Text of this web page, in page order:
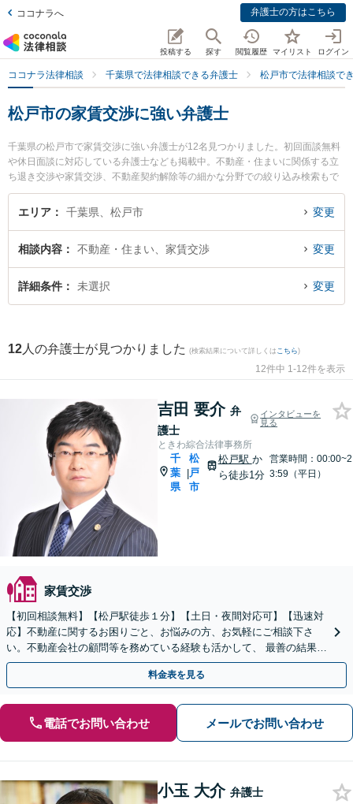
ココナラへ 弁護士の方はこちら
投稿する 探す 閲覧履歴 マイリスト ログイン
ココナラ法律相談 千葉県で法律相談できる弁護士 松戸市で法律相談で
松戸市の家賃交渉に強い弁護士
千葉県の松戸市で家賃交渉に強い弁護士が12名見つかりました。初回面談無料
や休日面談に対応している弁護士なども掲載中。不動産・住まいに関係する立
ち退き交渉や家賃交渉、不動産契約解除等の細かな分野での絞り込み検索もで
き便利です。特にときわ綜合法律事務所の吉田 要介弁護士やウイング法律事務
所の小玉 大介弁護士、ちば松戸法律事務所の吉成 直人弁護士のプロフィール情
ル解決の実績豊富な近くの弁護士を検索したい』『初回相談無料で家賃交渉を
法律相談できる松戸市内の弁護士に相談予約したい』などでお困りの相談者さ
んにおすすめです。
エリア 千葉県、松戸市 変更
相談内容 不動産・住まい、家賃交渉 変更
詳細条件 未選択 変更
12 人の弁護士が見つかりました (検索結果について詳しくは こちら)
12件中 1-12件を表示
吉田 要介 弁
護士
インタビューを
見る
ときわ綜合法律事務所
千
葉
県
|
松
戸
市
松戸駅 か
ら徒歩1分
営業時間：00:00~2
3:59（平日）
家賃交渉
【初回相談無料】【松戸駅徒歩１分】【土日・夜間対応可】【迅速対
応】不動産に関するお困りごと、お悩みの方、お気軽にご相談下さ
い。不動産会社の顧問等を務めている経験も活かして、 最善の結果が
得られるように全力を尽くします。
料金表を見る
電話でお問い合わせ メールでお問い合わせ
小玉 大介 弁護士